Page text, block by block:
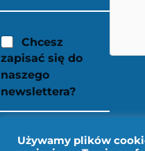
Chcesz
zapisać się do
naszego
newslettera?
Używamy plików